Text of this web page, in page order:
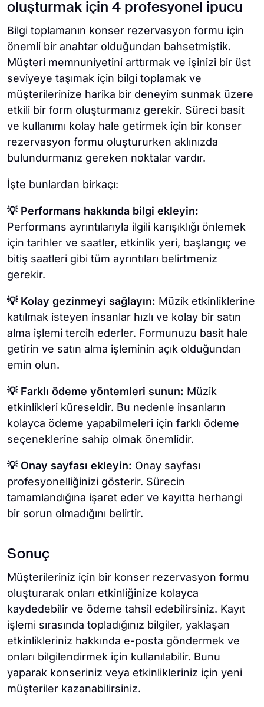
oluşturmak için 4 profesyonel ipucu
Bilgi toplamanın konser rezervasyon formu için
önemli bir anahtar olduğundan bahsetmiştik.
Müşteri memnuniyetini arttırmak ve işinizi bir üst
seviyeye taşımak için bilgi toplamak ve
müşterilerinize harika bir deneyim sunmak üzere
etkili bir form oluşturmanız gerekir. Süreci basit
ve kullanımı kolay hale getirmek için bir konser
rezervasyon formu oluştururken aklınızda
bulundurmanız gereken noktalar vardır.
İşte bunlardan birkaçı:
💡 Performans hakkında bilgi ekleyin:
Performans ayrıntılarıyla ilgili karışıklığı önlemek
için tarihler ve saatler, etkinlik yeri, başlangıç ve
bitiş saatleri gibi tüm ayrıntıları belirtmeniz
gerekir.
💡 Kolay gezinmeyi sağlayın: Müzik etkinliklerine
katılmak isteyen insanlar hızlı ve kolay bir satın
alma işlemi tercih ederler. Formunuzu basit hale
getirin ve satın alma işleminin açık olduğundan
emin olun.
💡 Farklı ödeme yöntemleri sunun: Müzik
etkinlikleri küreseldir. Bu nedenle insanların
kolayca ödeme yapabilmeleri için farklı ödeme
seçeneklerine sahip olmak önemlidir.
💡 Onay sayfası ekleyin: Onay sayfası
profesyonelliğinizi gösterir. Sürecin
tamamlandığına işaret eder ve kayıtta herhangi
bir sorun olmadığını belirtir.
Sonuç
Müşterileriniz için bir konser rezervasyon formu
oluşturarak onları etkinliğinize kolayca
kaydedebilir ve ödeme tahsil edebilirsiniz. Kayıt
işlemi sırasında topladığınız bilgiler, yaklaşan
etkinlikleriniz hakkında e-posta göndermek ve
onları bilgilendirmek için kullanılabilir. Bunu
yaparak konseriniz veya etkinlikleriniz için yeni
müşteriler kazanabilirsiniz.